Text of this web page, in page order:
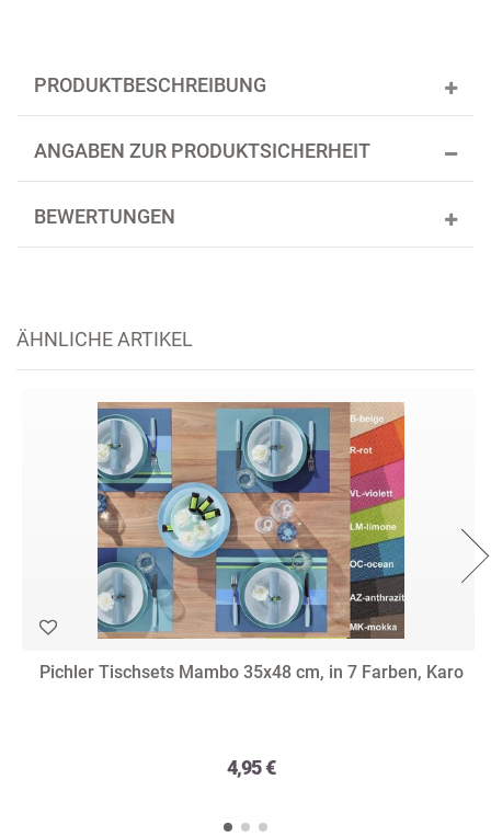
PRODUKTBESCHREIBUNG
ANGABEN ZUR PRODUKTSICHERHEIT
BEWERTUNGEN
ÄHNLICHE ARTIKEL
Pichler Tischsets Mambo 35x48 cm, in 7 Farben, Karo
4,95 €